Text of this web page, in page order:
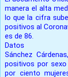
manera el alta
lo que la cifra
positivos al
es de 86.
Datos
Sánchez
positivos por
por ciento